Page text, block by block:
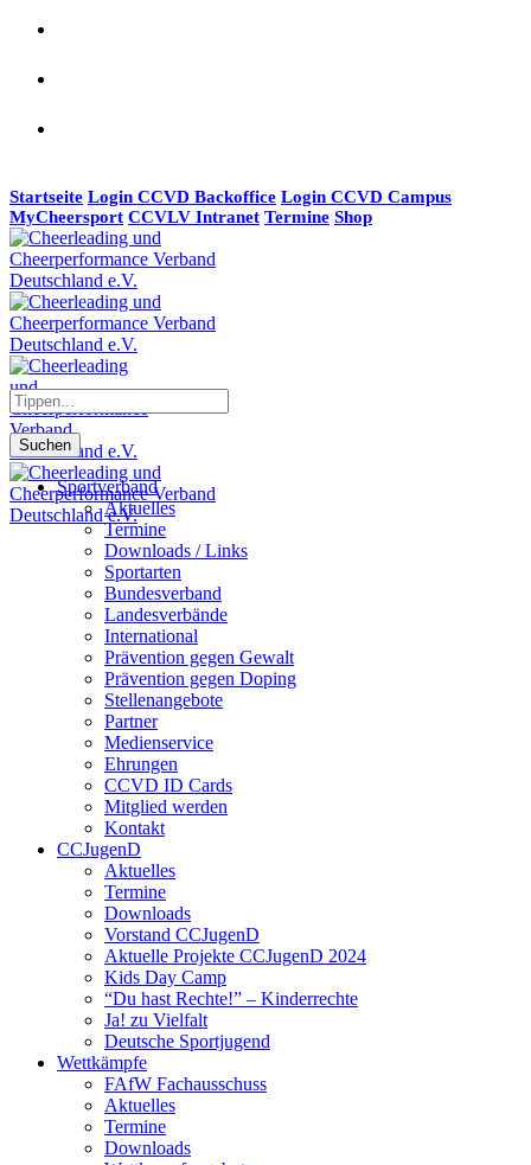
Startseite Login CCVD Backoffice Login CCVD Campus
MyCheersport CCVLV Intranet Termine Shop
Suchen
Sportverband
Aktuelles
Termine
Downloads / Links
Sportarten
Bundesverband
Landesverbände
International
Prävention gegen Gewalt
Prävention gegen Doping
Stellenangebote
Partner
Medienservice
Ehrungen
CCVD ID Cards
Mitglied werden
Kontakt
CCJugenD
Aktuelles
Termine
Downloads
Vorstand CCJugenD
Aktuelle Projekte CCJugenD 2024
Kids Day Camp
“Du hast Rechte!” – Kinderrechte
Ja! zu Vielfalt
Deutsche Sportjugend
Wettkämpfe
FAfW Fachausschuss
Aktuelles
Termine
Downloads